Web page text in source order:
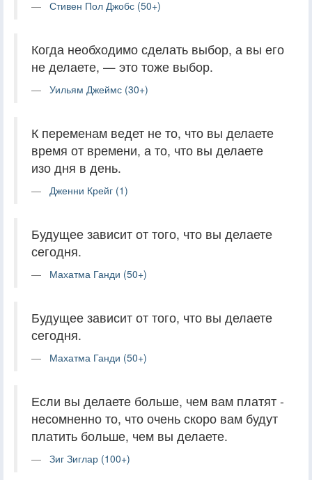
Стивен Пол Джобс (50+)
Когда необходимо сделать выбор, а вы его
не делаете, — это тоже выбор.
Уильям Джеймс (30+)
К переменам ведет не то, что вы делаете
время от времени, а то, что вы делаете
изо дня в день.
Дженни Крейг (1)
Будущее зависит от того, что вы делаете
сегодня.
Махатма Ганди (50+)
Будущее зависит от того, что вы делаете
сегодня.
Махатма Ганди (50+)
Если вы делаете больше, чем вам платят -
несомненно то, что очень скоро вам будут
платить больше, чем вы делаете.
Зиг Зиглар (100+)